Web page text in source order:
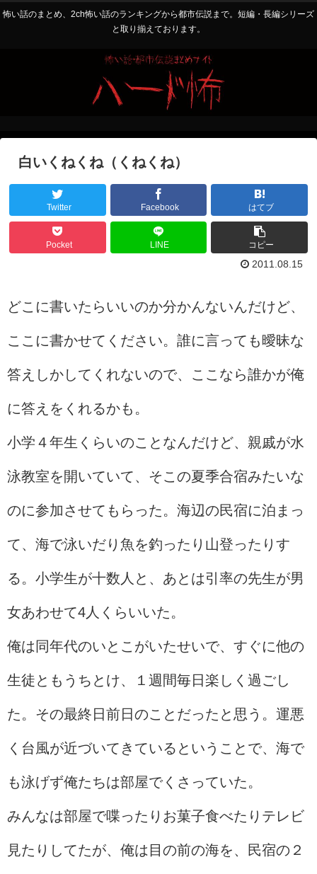
怖い話のまとめ、2ch怖い話のランキングから都市伝説まで。短編・長編シリーズ
と取り揃えております。
白いくねくね（くねくね）
Twitter Facebook はてブ
Pocket LINE コピー
2011.08.15
どこに書いたらいいのか分かんないんだけど、
ここに書かせてください。誰に言っても曖昧な
答えしかしてくれないので、ここなら誰かが俺
に答えをくれるかも。
小学４年生くらいのことなんだけど、親戚が水
泳教室を開いていて、そこの夏季合宿みたいな
のに参加させてもらった。海辺の民宿に泊まっ
て、海で泳いだり魚を釣ったり山登ったりす
る。小学生が十数人と、あとは引率の先生が男
女あわせて4人くらいいた。
俺は同年代のいとこがいたせいで、すぐに他の
生徒ともうちとけ、１週間毎日楽しく過ごし
た。その最終日前日のことだったと思う。運悪
く台風が近づいてきているということで、海で
も泳げず俺たちは部屋でくさっていた。
みんなは部屋で喋ったりお菓子食べたりテレビ
見たりしてたが、俺は目の前の海を、民宿の２